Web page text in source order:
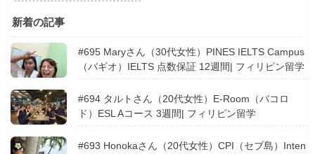
新着の記事
#695 Maryさん（30代女性）PINES IELTS Campus
（バギオ）IELTS 点数保証 12週間| フィリピン留学
#694 タルトさん（20代女性）E-Room（バコロ
ド）ESL Aコース 3週間| フィリピン留学
#693 Honokaさん（20代女性）CPI（セブ島）Inten